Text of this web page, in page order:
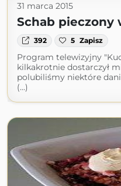
31 marca 2015
Schab pieczony
392 5 Zapisz
Program telewizyjny
kilkakrotnie dostarczył
polubiliśmy niektóre
(...)